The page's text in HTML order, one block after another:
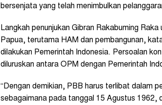
bersenjata yang telah menimbulkan
Langkah penunjukan Gibran Rakabuming
Papua, terutama HAM dan pembangunan,
dilakukan Pemerintah Indonesia. Persoalan
diluruskan antara OPM dengan Pemerintah
“Dengan demikian, PBB harus terlibat dalam
sebagaimana pada tanggal 15 Agustus 1962,